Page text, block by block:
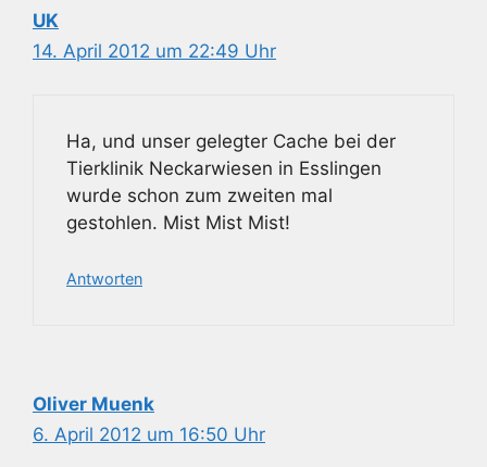
UK
14. April 2012 um 22:49 Uhr
Ha, und unser gelegter Cache bei der
Tierklinik Neckarwiesen in Esslingen
wurde schon zum zweiten mal
gestohlen. Mist Mist Mist!
Antworten
Oliver Muenk
6. April 2012 um 16:50 Uhr